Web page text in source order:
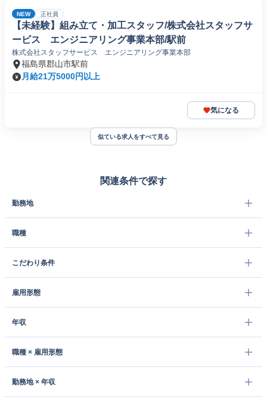
NEW 正社員
【未経験】組み立て・加工スタッフ/株式会社スタッフサ
ービス エンジニアリング事業本部/駅前
株式会社スタッフサービス エンジニアリング事業本部
福島県郡山市駅前
月給21万5000円以上
気になる
似ている求人をすべて見る
関連条件で探す
勤務地
職種
こだわり条件
雇用形態
年収
職種 × 雇用形態
勤務地 × 年収